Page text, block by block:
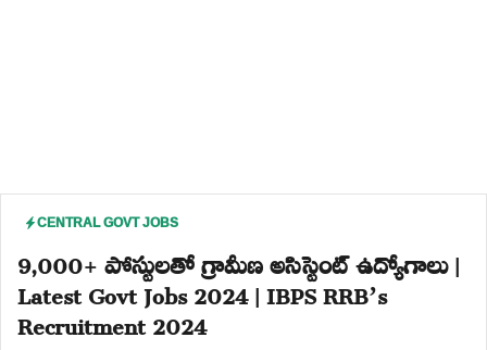
CENTRAL GOVT JOBS
9,000+ పోస్టులతో గ్రామీణ అసిస్టెంట్ ఉద్యోగాలు |
Latest Govt Jobs 2024 | IBPS RRB’s
Recruitment 2024